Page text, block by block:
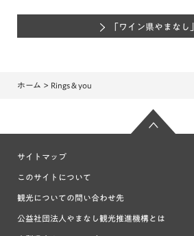
「ワイン県やまなし
ホーム > Rings＆you
サイトマップ
このサイトについて
観光についての問い合わせ先
公益社団法人やまなし観光推進機構とは